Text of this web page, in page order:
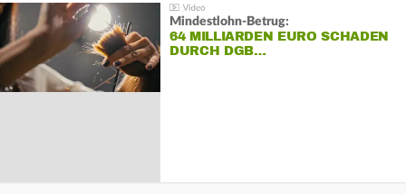
Mindestlohn-Betrug:
64 MILLIARDEN EURO SCHADEN
DURCH DGB…